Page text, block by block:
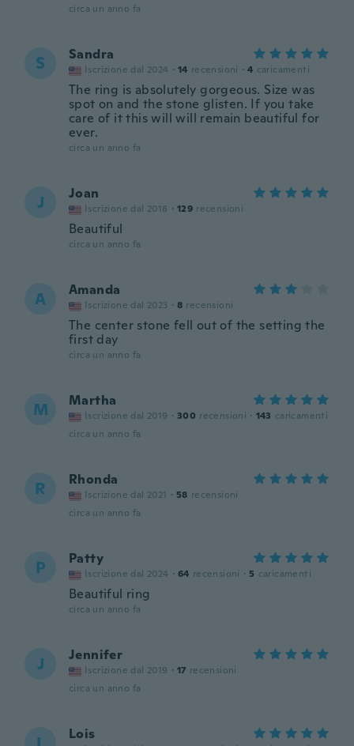
circa un anno fa
S Sandra
Iscrizione dal 2024 · 14 recensioni · 4 caricamenti
The ring is absolutely gorgeous. Size was
spot on and the stone glisten. If you take
care of it this will will remain beautiful for
ever.
circa un anno fa
J Joan
Iscrizione dal 2018 · 129 recensioni
Beautiful
circa un anno fa
A Amanda
Iscrizione dal 2023 · 8 recensioni
The center stone fell out of the setting the
first day
circa un anno fa
M Martha
Iscrizione dal 2019 · 300 recensioni · 143 caricamenti
circa un anno fa
R Rhonda
Iscrizione dal 2021 · 58 recensioni
circa un anno fa
P Patty
Iscrizione dal 2024 · 64 recensioni · 5 caricamenti
Beautiful ring
circa un anno fa
J Jennifer
Iscrizione dal 2019 · 17 recensioni
circa un anno fa
Lois